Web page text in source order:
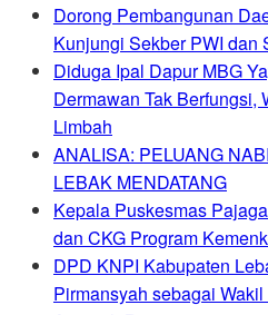
Dorong Pembangunan
Kunjungi Sekber PWI dan
Diduga Ipal Dapur MBG
Dermawan Tak Berfungsi,
Limbah
ANALISA: PELUANG
LEBAK MENDATANG
Kepala Puskesmas
dan CKG Program
DPD KNPI Kabupaten
Pirmansyah sebagai